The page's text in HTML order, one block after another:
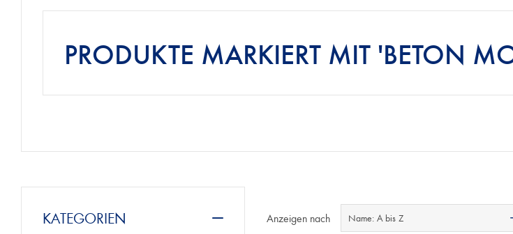
PRODUKTE MARKIERT MIT 'BETON
KATEGORIEN Anzeigen nach Name: A bis Z